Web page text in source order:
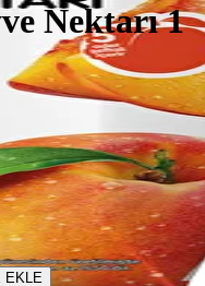
Nektarı 1
EKLE